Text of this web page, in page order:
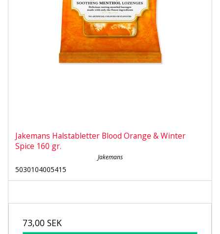
Jakemans Halstabletter Blood Orange & Winter
Spice 160 gr.
Jakemans
5030104005415
73,00 SEK